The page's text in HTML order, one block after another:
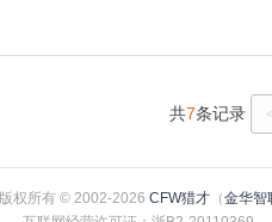
共7条记录
版权所有 © 2002-2026 CFW猎才 （金华智